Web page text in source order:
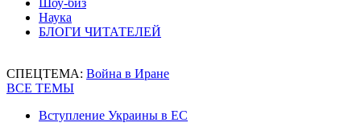
Шоу-биз
Наука
БЛОГИ ЧИТАТЕЛЕЙ
СПЕЦТЕМА: Война в Иране
ВСЕ ТЕМЫ
Вступление Украины в ЕС